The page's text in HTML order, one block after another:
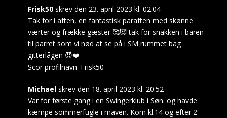
Frisk50 skrev den 23. april 2023 kl. 02:04
Tak for i aften, en fantastisk paraften med skønne
værter og frække gæster 🥰😈 tak for snakken i baren
til parret som vi nød at se på i SM rummet bag
gitterlågen 😈❤️
Scor profilnavn: Frisk50
Michael skrev den 18. april 2023 kl. 20:52
Var for første gang i en Swingerklub i Søn. og havde
kæmpe sommerfugle i maven. Kom kl.14 og efter 2